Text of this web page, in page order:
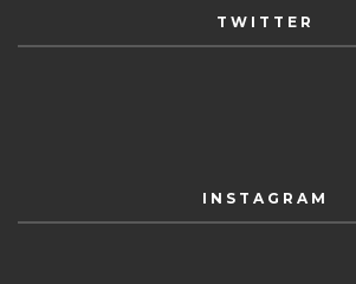
TWITTER
INSTAGRAM